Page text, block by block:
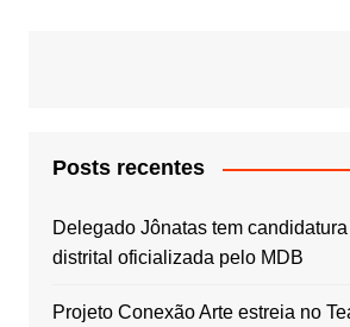
Posts recentes
Delegado Jônatas tem
distrital oficializada pelo MDB
Projeto Conexão Arte estreia no